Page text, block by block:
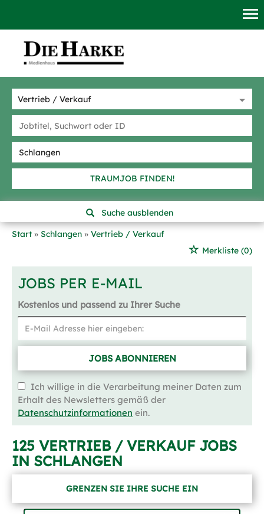
TRAUMJOB FINDEN!
Suche ausblenden
Start
Schlangen
Vertrieb / Verkauf
Merkliste (0)
JOBS PER E-MAIL
Kostenlos und passend zu Ihrer Suche
JOBS ABONNIEREN
Ich willige in die Verarbeitung meiner Daten zum
Erhalt des Newsletters gemäß der
Datenschutzinformationen ein.
125 VERTRIEB / VERKAUF JOBS
IN SCHLANGEN
GRENZEN SIE IHRE SUCHE EIN